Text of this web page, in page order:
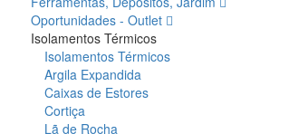
Oportunidades - Outlet
Isolamentos Térmicos
Isolamentos Térmicos
Argila Expandida
Caixas de Estores
Cortiça
Lã de Rocha